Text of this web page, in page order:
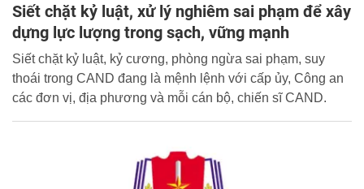
Siết chặt kỷ luật, xử lý nghiêm sai phạm để xây
dựng lực lượng trong sạch, vững mạnh
Siết chặt kỷ luật, kỷ cương, phòng ngừa sai phạm, suy
thoái trong CAND đang là mệnh lệnh với cấp ủy, Công an
các đơn vị, địa phương và mỗi cán bộ, chiến sĩ CAND.